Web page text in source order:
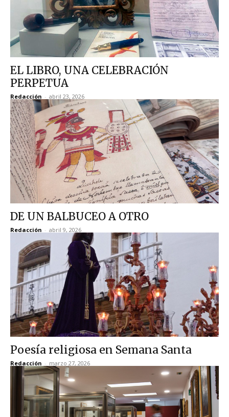
EL LIBRO, UNA CELEBRACIÓN
PERPETUA
Redacción - abril 23, 2026
DE UN BALBUCEO A OTRO
Redacción - abril 9, 2026
Poesía religiosa en Semana Santa
Redacción - marzo 27, 2026